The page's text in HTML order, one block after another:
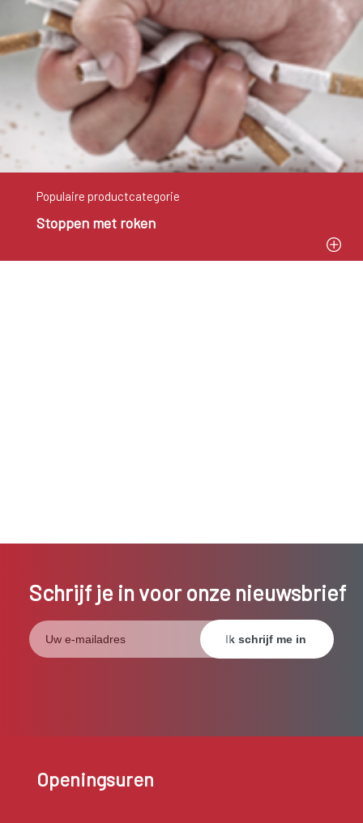
Populaire productcategorie
Stoppen met roken
Schrijf je in voor onze nieuwsbrief
Openingsuren